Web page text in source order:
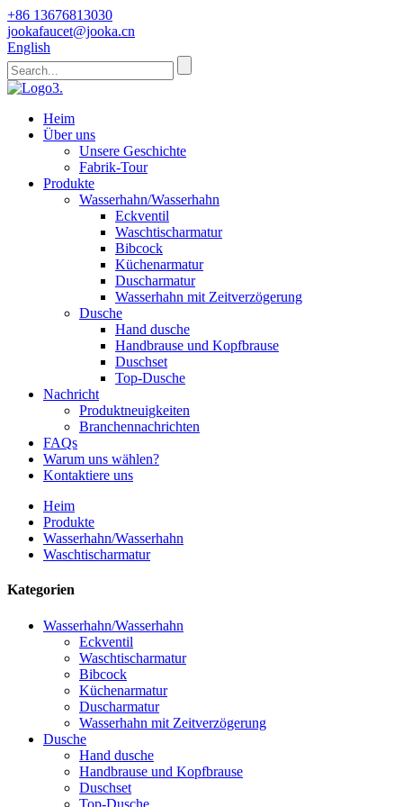
+86 13676813030
jookafaucet@jooka.cn
English
Heim
Über uns
Unsere Geschichte
Fabrik-Tour
Produkte
Wasserhahn/Wasserhahn
Eckventil
Waschtischarmatur
Bibcock
Küchenarmatur
Duscharmatur
Wasserhahn mit Zeitverzögerung
Dusche
Hand dusche
Handbrause und Kopfbrause
Duschset
Top-Dusche
Nachricht
Produktneuigkeiten
Branchennachrichten
FAQs
Warum uns wählen?
Kontaktiere uns
Heim
Produkte
Wasserhahn/Wasserhahn
Waschtischarmatur
Kategorien
Wasserhahn/Wasserhahn
Eckventil
Waschtischarmatur
Bibcock
Küchenarmatur
Duscharmatur
Wasserhahn mit Zeitverzögerung
Dusche
Hand dusche
Handbrause und Kopfbrause
Duschset
Top-Dusche